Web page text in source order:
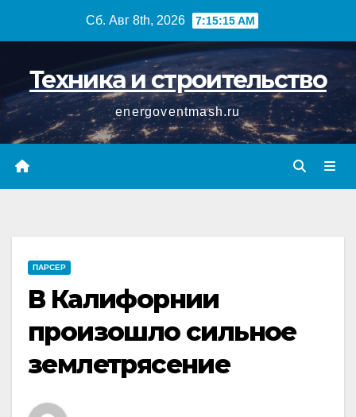
Сб. Авг 8th, 2026 7:15:16 AM
Техника и строительство
energoventmash.ru
ПАРСЕР
В Калифорнии
произошло сильное
землетрясение